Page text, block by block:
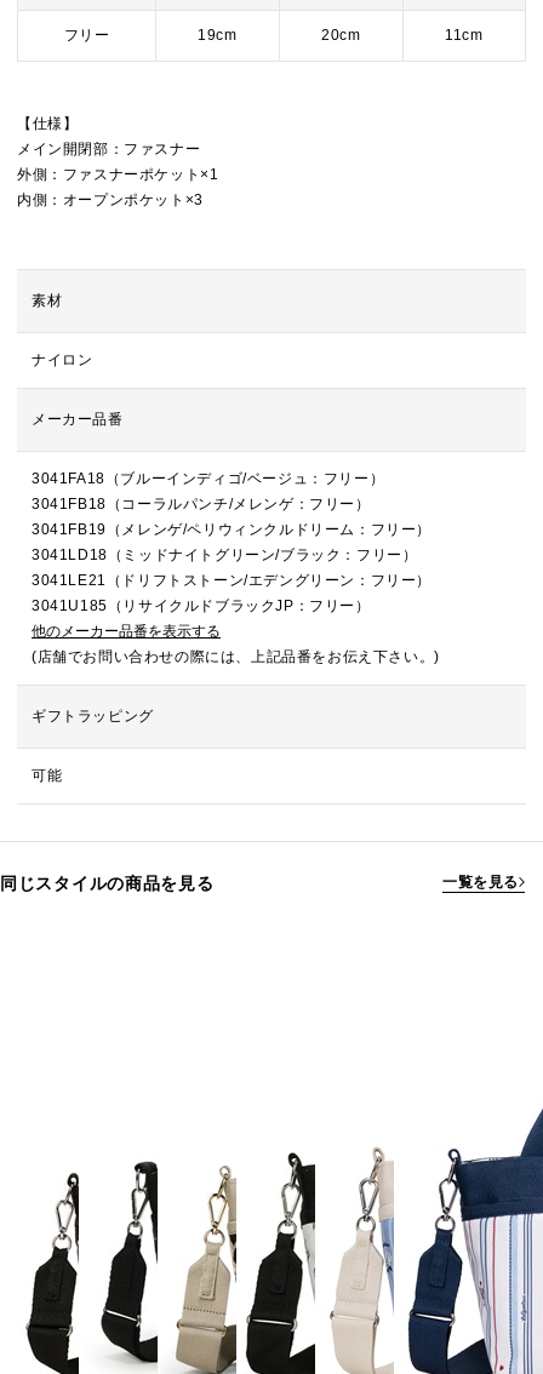
フリー 19cm 20cm 11cm
【仕様】
メイン開閉部：ファスナー
外側：ファスナーポケット×1
内側：オープンポケット×3
素材
ナイロン
メーカー品番
3041FA18（ブルーインディゴ/ベージュ：フリー）
3041FB18（コーラルパンチ/メレンゲ：フリー）
3041FB19（メレンゲ/ペリウィンクルドリーム：フリー）
3041LD18（ミッドナイトグリーン/ブラック：フリー）
3041LE21（ドリフトストーン/エデングリーン：フリー）
3041U185（リサイクルドブラックJP：フリー）
他のメーカー品番を表示する
(店舗でお問い合わせの際には、上記品番をお伝え下さい。)
ギフトラッピング
可能
同じスタイルの商品を見る 一覧を見る